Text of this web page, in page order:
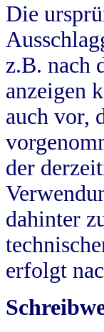
Die
z.B. nach
anzeigen
auch vor,
der
dahinter
erfolgt